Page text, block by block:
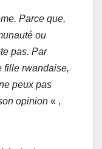
Parce que,
ou
pas. Par
fille rwandaise,
peux pas
opinion « ,